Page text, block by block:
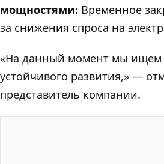
мощностями: Временное
за снижения спроса на
«На данный момент мы ищем
устойчивого развития,» —
представитель компании.